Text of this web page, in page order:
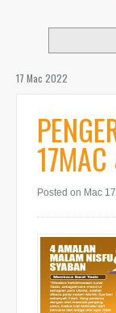
17 Mac 2022
Posted on Mac